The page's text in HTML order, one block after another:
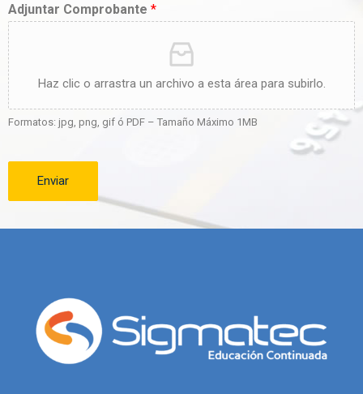
Adjuntar Comprobante *
Haz clic o arrastra un archivo a esta área para subirlo.
Formatos: jpg, png, gif ó PDF – Tamaño Máximo 1MB
Enviar